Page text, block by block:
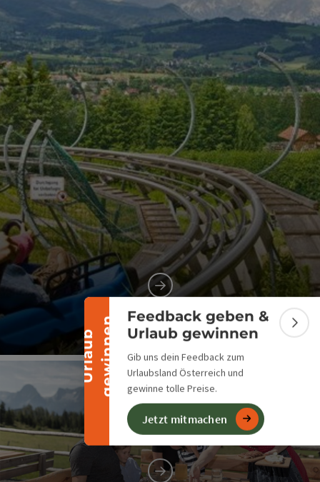
U
r
l
a
u
b
g
e
w
i
n
n
en
Banner einklappen
Feedback geben &
Urlaub gewinnen
Gib uns dein Feedback zum
Urlaubsland Österreich und
gewinne tolle Preise.
Jetzt mitmachen
Ausflugsziele